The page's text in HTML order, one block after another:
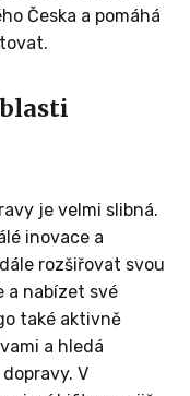
Česka a pomáhá
je velmi slibná.
inovace a
rozšiřovat svou
a nabízet své
také aktivně
a hledá
V